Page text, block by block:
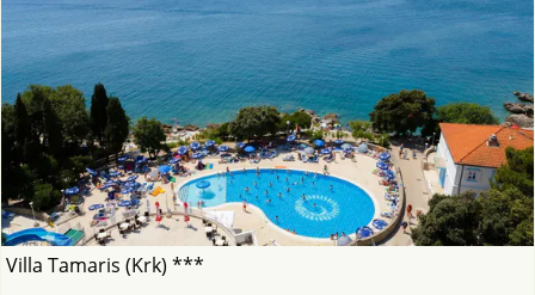
Villa Tamaris (Krk) ***